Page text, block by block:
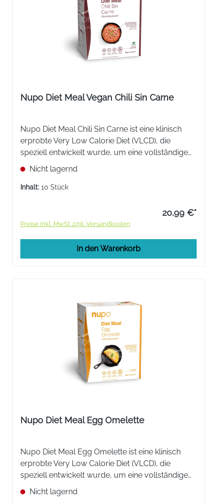
Nupo Diet Meal Vegan Chili Sin Carne
Nupo Diet Meal Chili Sin Carne ist eine klinisch
erprobte Very Low Calorie Diet (VLCD), die
speziell entwickelt wurde, um eine vollständige
tägliche Ernährung durch eine einfache und
leichte Diät zu ersetzen.
Nicht lagernd
Inhalt: 10 Stück
20,99 €*
Preise inkl. MwSt. zzgl. Versandkosten
In den Warenkorb
Nupo Diet Meal Egg Omelette
Nupo Diet Meal Egg Omelette ist eine klinisch
erprobte Very Low Calorie Diet (VLCD), die
speziell entwickelt wurde, um eine vollständige
tägliche Ernährung durch eine einfache und
leichte Diät zu ersetzen.
Nicht lagernd